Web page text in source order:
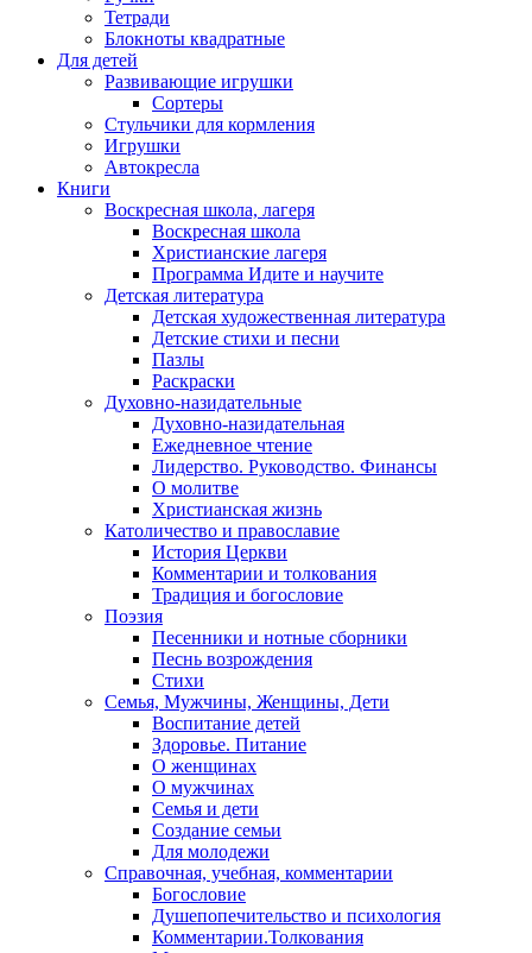
Тетради
Блокноты квадратные
Для детей
Развивающие игрушки
Сортеры
Стульчики для кормления
Игрушки
Автокресла
Книги
Воскресная школа, лагеря
Воскресная школа
Христианские лагеря
Программа Идите и научите
Детская литература
Детская художественная литература
Детские стихи и песни
Пазлы
Раскраски
Духовно-назидательные
Духовно-назидательная
Ежедневное чтение
Лидерство. Руководство. Финансы
О молитве
Христианская жизнь
Католичество и православие
История Церкви
Комментарии и толкования
Традиция и богословие
Поэзия
Песенники и нотные сборники
Песнь возрождения
Стихи
Семья, Мужчины, Женщины, Дети
Воспитание детей
Здоровье. Питание
О женщинах
О мужчинах
Семья и дети
Создание семьи
Для молодежи
Справочная, учебная, комментарии
Богословие
Душепопечительство и психология
Комментарии.Толкования